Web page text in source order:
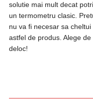
solutie mai mult decat
un termometru clasic.
nu va fi necesar sa
astfel de produs. Alege
deloc!